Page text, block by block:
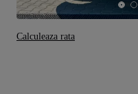
Calculeaza rata